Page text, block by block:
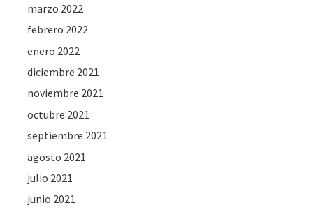
marzo 2022
febrero 2022
enero 2022
diciembre 2021
noviembre 2021
octubre 2021
septiembre 2021
agosto 2021
julio 2021
junio 2021